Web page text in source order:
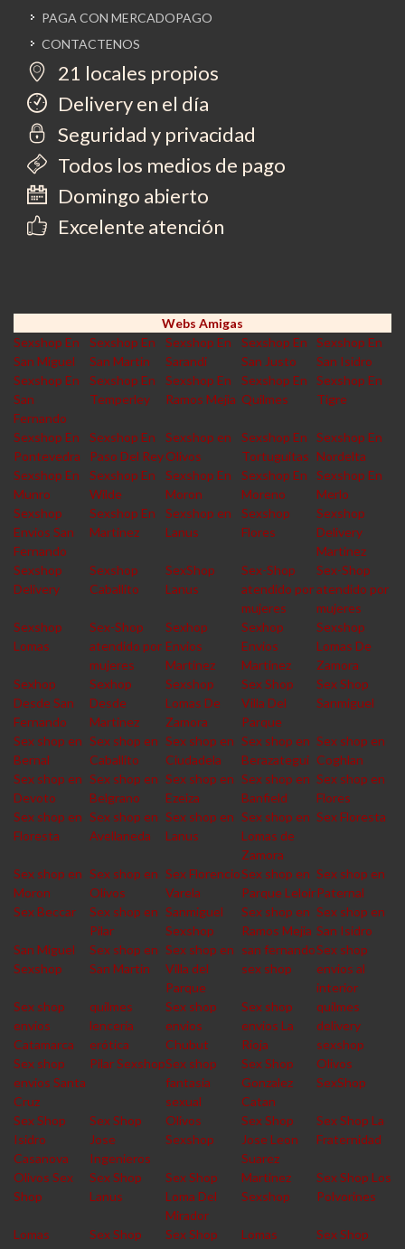
PAGA CON MERCADOPAGO
CONTACTENOS
21 locales propios
Delivery en el día
Seguridad y privacidad
Todos los medios de pago
Domingo abierto
Excelente atención
Webs Amigas
Sexshop En
San Miguel
Sexshop En
San Martin
Sexshop En
Sarandi
Sexshop En
San Justo
Sexshop En
San Isidro
Sexshop En
San
Fernando
Sexshop En
Temperley
Sexshop En
Ramos Mejia
Sexshop En
Quilmes
Sexshop En
Tigre
Sexshop En
Pontevedra
Sexshop En
Paso Del Rey
Sexshop en
Olivos
Sexshop En
Tortuguitas
Sexshop En
Nordelta
Sexshop En
Munro
Sexshop En
Wilde
Sexshop En
Moron
Sexshop En
Moreno
Sexshop En
Merlo
Sexshop
Envios San
Fernando
Sexshop En
Martinez
Sexshop en
Lanus
Sexshop
Flores
Sexshop
Delivery
Martinez
Sexshop
Delivery
Sexshop
Caballito
SexShop
Lanus
Sex-Shop
atendido por
mujeres
Sex-Shop
atendido por
mujeres
Sexshop
Lomas
Sex-Shop
atendido por
mujeres
Sexhop
Envios
Martinez
Sexhop
Envios
Martinez
Sexshop
Lomas De
Zamora
Sexhop
Desde San
Fernando
Sexhop
Desde
Martinez
Sexshop
Lomas De
Zamora
Sex Shop
Villa Del
Parque
Sex Shop
Sanmiguel
Sex shop en
Bernal
Sex shop en
Caballito
Sex shop en
Ciudadela
Sex shop en
Berazategui
Sex shop en
Coghlan
Sex shop en
Devoto
Sex shop en
Belgrano
Sex shop en
Ezeiza
Sex shop en
Banfield
Sex shop en
Flores
Sex shop en
Floresta
Sex shop en
Avellaneda
Sex shop en
Lanus
Sex shop en
Lomas de
Zamora
Sex Floresta
Sex shop en
Moron
Sex shop en
Olivos
Sex Florencio
Varela
Sex shop en
Parque Leloir
Sex shop en
Paternal
Sex Beccar
Sex shop en
Pilar
Sanmiguel
Sexshop
Sex shop en
Ramos Mejia
Sex shop en
San Isidro
San Miguel
Sexshop
Sex shop en
San Martin
Sex shop en
Villa del
Parque
san fernando
sex shop
Sex shop
envios al
interior
Sex shop
envios
Catamarca
quilmes
lencería
erótica
Sex shop
envios
Chubut
Sex shop
envios La
Rioja
quilmes
delivery
sexshop
Sex shop
envios Santa
Cruz
Pilar SexshopSex shop
fantasia
sexual
Sex Shop
Gonzalez
Catan
Olivos
SexShop
Sex Shop
Isidro
Casanova
Sex Shop
Jose
Ingenieros
Olivos
Sexshop
Sex Shop
Jose Leon
Suarez
Sex Shop La
Fraternidad
Olivos Sex
Shop
Sex Shop
Lanus
Sex Shop
Loma Del
Mirador
Martinez
Sexshop
Sex Shop Los
Polvorines
Lomas
Sex Shop
Sex Shop
Lomas
Sex Shop